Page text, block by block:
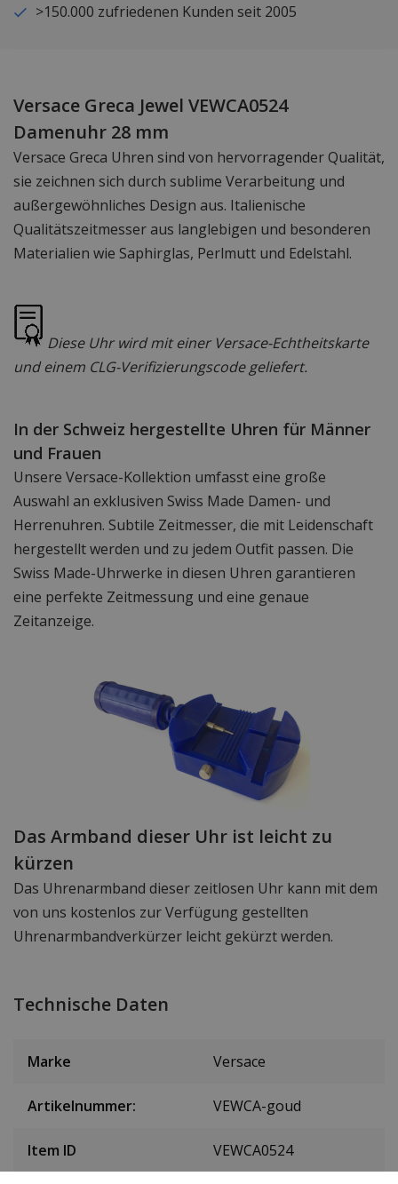
>150.000 zufriedenen Kunden seit 2005
Versace Greca Jewel VEWCA0524
Damenuhr 28 mm
Versace Greca Uhren sind von hervorragender Qualität,
sie zeichnen sich durch sublime Verarbeitung und
außergewöhnliches Design aus. Italienische
Qualitätszeitmesser aus langlebigen und besonderen
Materialien wie Saphirglas, Perlmutt und Edelstahl.
Diese Uhr wird mit einer Versace-Echtheitskarte
und einem CLG-Verifizierungscode geliefert.
In der Schweiz hergestellte Uhren für Männer
und Frauen
Unsere Versace-Kollektion umfasst eine große
Auswahl an exklusiven Swiss Made Damen- und
Herrenuhren. Subtile Zeitmesser, die mit Leidenschaft
hergestellt werden und zu jedem Outfit passen. Die
Swiss Made-Uhrwerke in diesen Uhren garantieren
eine perfekte Zeitmessung und eine genaue
Zeitanzeige.
Das Armband dieser Uhr ist leicht zu
kürzen
Das Uhrenarmband dieser zeitlosen Uhr kann mit dem
von uns kostenlos zur Verfügung gestellten
Uhrenarmbandverkürzer leicht gekürzt werden.
Technische Daten
Marke Versace
Artikelnummer: VEWCA-goud
Item ID VEWCA0524